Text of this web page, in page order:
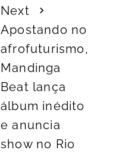
Next
Apostando no
afrofuturismo,
Mandinga
Beat lança
álbum inédito
e anuncia
show no Rio